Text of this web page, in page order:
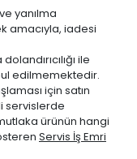
yanılma
amacıyla, iadesi
ile
edilmemektedir.
için satın
servislerde
ürünün hangi
Servis İş Emri